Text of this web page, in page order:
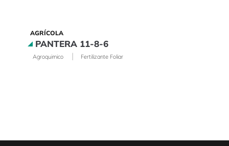
AGRÍCOLA
PANTERA 11-8-6
Agroquimico | Fertilizante Foliar